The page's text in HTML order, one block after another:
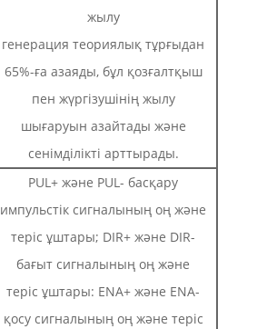
жылу
генерация теориялық тұрғыдан
65%-ға азаяды, бұл қозғалтқыш
пен жүргізушінің жылу
шығаруын азайтады және
сенімділікті арттырады.
PUL+ және PUL- басқару
импульстік сигналының оң және
теріс ұштары; DIR+ және DIR-
бағыт сигналының оң және
теріс ұштары: ENA+ және ENA-
қосу сигналының оң және теріс